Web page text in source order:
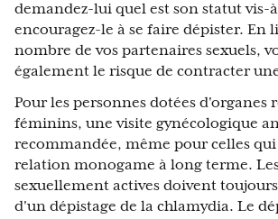
demandez-lui quel est son statut vis-
encouragez-le à se faire dépister. En
nombre de vos partenaires sexuels,
également le risque de contracter
Pour les personnes dotées d'organes
féminins, une visite gynécologique
recommandée, même pour celles
relation monogame à long terme.
sexuellement actives doivent
d'un dépistage de la chlamydia. Le